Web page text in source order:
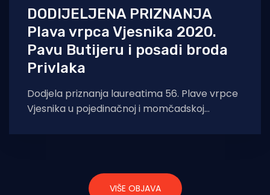
DODIJELJENA PRIZNANJA
Plava vrpca Vjesnika 2020.
Pavu Butijeru i posadi broda
Privlaka
Dodjela priznanja laureatima 56. Plave vrpce
Vjesnika u pojedinačnoj i momčadskoj
poštivanje
VIŠE OBJAVA